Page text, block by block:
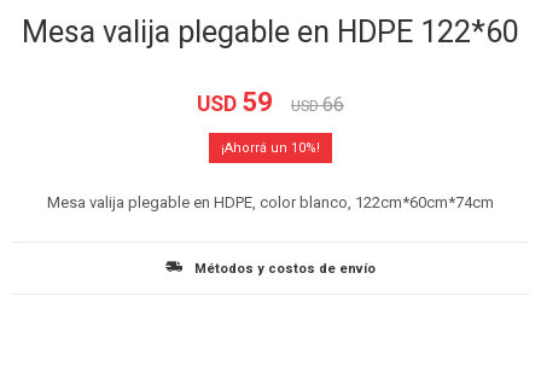
Mesa valija plegable en HDPE 122*60
USD 59 USD 66
10
Mesa valija plegable en HDPE, color blanco, 122cm*60cm*74cm
Métodos y costos de envío